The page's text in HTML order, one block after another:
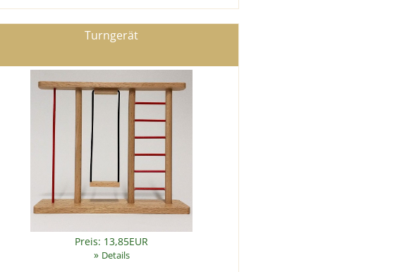
Turngerät
Preis: 13,85EUR
» Details